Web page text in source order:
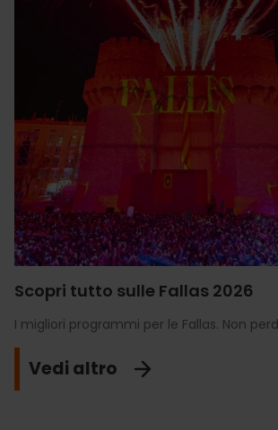
Scopri tutto sulle Fallas 2026
I migliori programmi per le Fallas. Non
Vedi altro